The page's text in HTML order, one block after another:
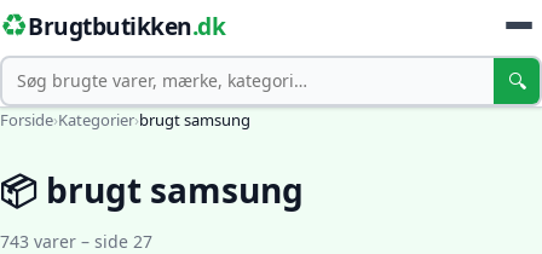
♻️Brugtbutikken.dk
Søg 🔍
Forside›Kategorier›brugt samsung
📦 brugt samsung
743 varer – side 27